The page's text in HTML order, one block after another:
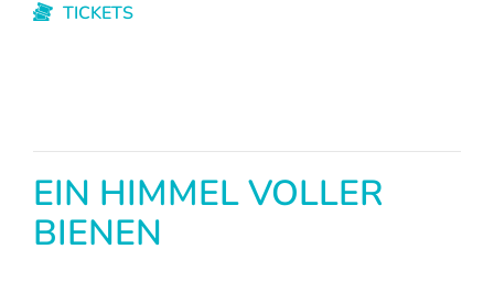
TICKETS
EIN HIMMEL VOLLER
BIENEN